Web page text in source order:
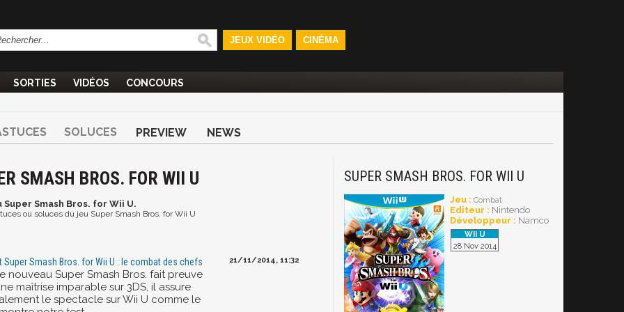
JEUX VIDÉO CINÉMA
SORTIES VIDÉOS CONCOURS
SOLUCES PREVIEW NEWS
SMASH BROS. FOR WII U
Smash Bros. for Wii U.
ou soluces du jeu Super Smash Bros. for Wii U
Super Smash Bros. for Wii U : le combat des chefs
nouveau Super Smash Bros. fait preuve
maîtrise imparable sur 3DS, il assure
le spectacle sur Wii U comme le
21/11/2014, 11:32
SUPER SMASH BROS. FOR WII U
Jeu : Combat
Editeur : Nintendo
Développeur : Namco
28 Nov 2014